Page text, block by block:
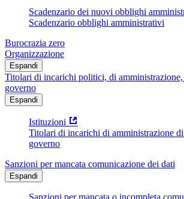
Scadenzario dei nuovi obblighi
Scadenzario obblighi amministrativi
Burocrazia zero
Organizzazione
Espandi
Titolari di incarichi politici, di
governo
Espandi
Istituzioni
Titolari di incarichi di amministrazione
governo
Sanzioni per mancata comunicazione dei dati
Espandi
Sanzioni per mancata o incompleta